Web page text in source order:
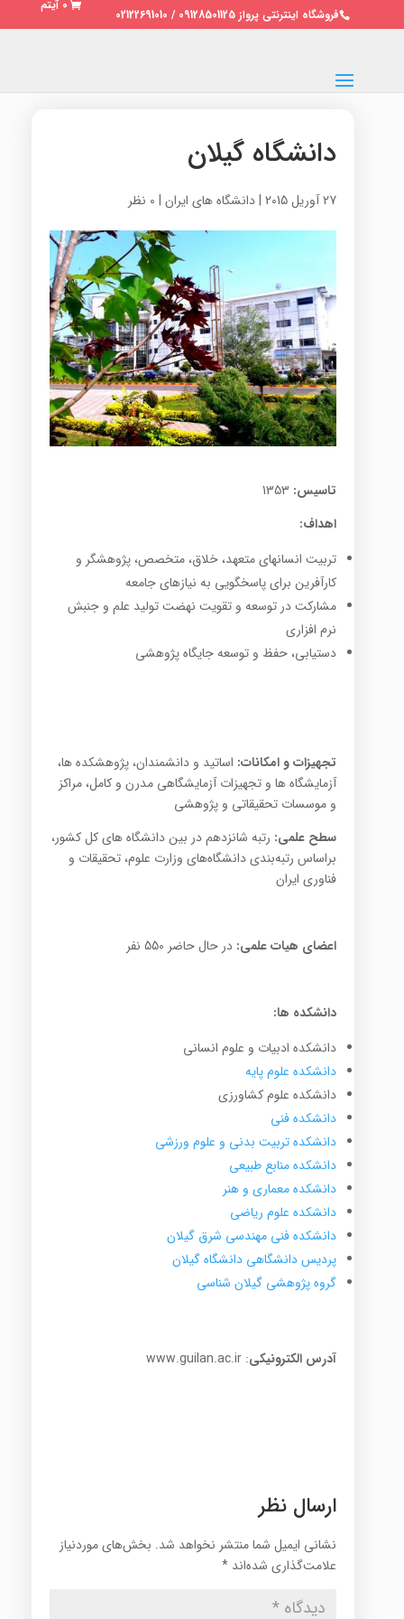
فروشگاه اینترنتی پرواز 09128501125 / 02122691010
0 آیتم
دانشگاه گیلان
27 آوریل 2015 |دانشگاه های ایران| 0 نظر
تاسیس: 1353
اهداف:
تربیت انسانهای متعهد، خلاق، متخصص، پژوهشگر و
کارآفرین برای پاسخگویی به نیازهای جامعه
مشارکت در توسعه و تقویت نهضت تولید علم و جنبش
نرم افزاری
دستیابی، حفظ و توسعه جایگاه پژوهشی
تجهیزات و امکانات: اساتید و دانشمندان، پژوهشکده‌ ها،
آزمایشگاه ها و تجهیزات آزمایشگاهی مدرن و کامل، مراکز
و موسسات تحقیقاتی و پژوهشی
سطح علمی: رتبه شانزدهم در بین دانشگاه های کل کشور،
براساس رتبه‌بندی دانشگاه‌های وزارت علوم، تحقیقات و
فناوری ایران
اعضای هیات علمی: در حال حاضر 550 نفر
دانشکده ها:
دانشکده ادبیات و علوم انسانی
دانشکده علوم پایه
دانشکده علوم کشاورزی
دانشکده فنی
دانشکده تربیت بدنی و علوم ورزشی
دانشکده منابع طبیعی
دانشکده معماری و هنر
دانشکده علوم ریاضی
دانشکده فنی مهندسی شرق گیلان
پردیس دانشگاهی دانشگاه گیلان
گروه پژوهشی گیلان شناسی
آدرس الکترونیکی: www.guilan.ac.ir
ارسال نظر
نشانی ایمیل شما منتشر نخواهد شد. بخش‌های موردنیاز
علامت‌گذاری شده‌اند *